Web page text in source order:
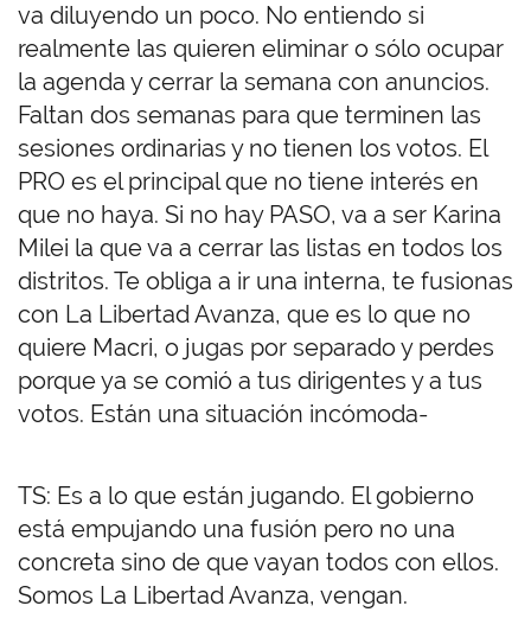
va diluyendo un poco. No entiendo si
realmente las quieren eliminar o sólo ocupar
la agenda y cerrar la semana con anuncios.
Faltan dos semanas para que terminen las
sesiones ordinarias y no tienen los votos. El
PRO es el principal que no tiene interés en
que no haya. Si no hay PASO, va a ser Karina
Milei la que va a cerrar las listas en todos los
distritos. Te obliga a ir una interna, te fusionas
con La Libertad Avanza, que es lo que no
quiere Macri, o jugas por separado y perdes
porque ya se comió a tus dirigentes y a tus
votos. Están una situación incómoda-
TS: Es a lo que están jugando. El gobierno
está empujando una fusión pero no una
concreta sino de que vayan todos con ellos.
Somos La Libertad Avanza, vengan.